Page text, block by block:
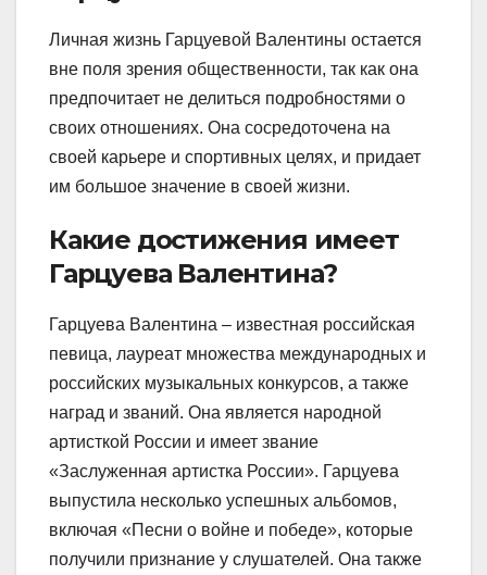
Личная жизнь Гарцуевой Валентины остается
вне поля зрения общественности, так как она
предпочитает не делиться подробностями о
своих отношениях. Она сосредоточена на
своей карьере и спортивных целях, и придает
им большое значение в своей жизни.
Какие достижения имеет
Гарцуева Валентина?
Гарцуева Валентина – известная российская
певица, лауреат множества международных и
российских музыкальных конкурсов, а также
наград и званий. Она является народной
артисткой России и имеет звание
«Заслуженная артистка России». Гарцуева
выпустила несколько успешных альбомов,
включая «Песни о войне и победе», которые
получили признание у слушателей. Она также